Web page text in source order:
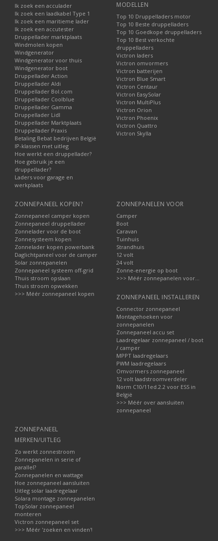
Ik zoek een acculader
Ik zoek een laadkabel Type 1
Ik zoek een maritieme lader
Ik zoek een accutester
Druppellader marktplaats
Windmolen kopen
Windgenerator
Windgenerator voor thuis
Windgenerator boot
Druppellader Action
Druppellader Aldi
Druppellader Bol.com
Druppellader Coolblue
Druppellader Gamma
Druppellader Lidl
Druppellader Marktplaats
Druppellader Praxis
Betaling Bebat bedrijven België
IP-klassen met uitleg
Hoe werkt een druppellader?
Hoe gebruik je een
druppellader?
Laders voor garage en
werkplaats
MODELLEN
Top 10 Druppelladers motor
Top 10 Beste druppelladers
Top 10 Goedkope druppelladers
Top 10 Best verkochte
druppelladers
Victron laders
Victron omvormers
Victron batterijen
Victron Blue Smart
Victron Centaur
Victron EasySolar
Victron MultiPlus
Victron Orion
Victron Phoenix
Victron Quattro
Victron Skylla
ZONNEPANEEL KOPEN?
Zonnepaneel camper kopen
Zonnepaneel druppellader
Zonnelader voor de boot
Zonnesysteem kopen
Zonnelader kopen powerbank
Daglichtpaneel voor de camper
Solar zonnepanelen
Zonnepaneel systeem off-grid
Thuis stroom opslaan
Thuis stroom opwekken
>>> Méér zonnepaneel kopen
ZONNEPANELEN VOOR
Camper
Boot
Caravan
Tuinhuis
Strandhuis
12 volt
24 volt
Zonne-energie op boot
>>> Méér zonnepanelen voor...
ZONNEPANEEL INSTALLEREN
Connector zonnepaneel
Montagehoeken voor
zonnepanelen
Zonnepaneel accu set
Laadregelaar zonnepaneel / boot
/ camper
MPPT laadregelaars
PWM laadregelaars
Omvormers zonnepaneel
12 volt laadstroomverdeler
Norm C10/11ed.2.2 voor ESS in
België
>>> Méér over aansluiten
zonnepaneel
ZONNEPANEEL
MERKEN/UITLEG
Zo werkt zonnestroom
Zonnepanelen in serie of
parallel?
Zonnepanelen en wattage
Hoe zonnepaneel aansluiten
Uitleg solar laadregelaar
Solara montage zonnepanelen
TopSolar zonnepaneel
monteren
Victron zonnepaneel set
>>> Méér 'zoeken en vinden'!